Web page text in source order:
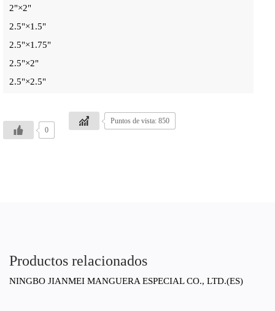
2"×2"
2.5"×1.5"
2.5"×1.75"
2.5"×2"
2.5"×2.5"
0
Puntos de vista: 850
Productos relacionados
NINGBO JIANMEI MANGUERA ESPECIAL CO., LTD.(ES)